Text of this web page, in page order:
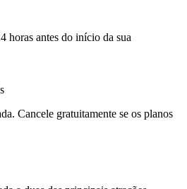
horas antes do início da sua
Cancele gratuitamente se os planos